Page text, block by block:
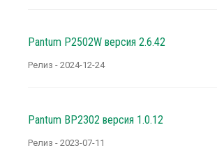
Pantum P2502W версия 2.6.42
Релиз - 2024-12-24
Pantum BP2302 версия 1.0.12
Релиз - 2023-07-11